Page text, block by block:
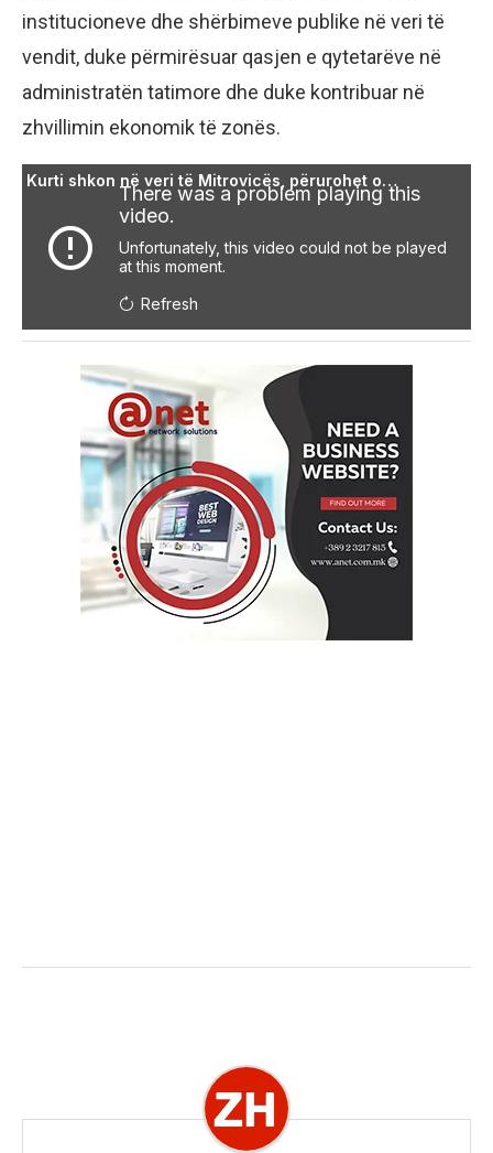
institucioneve dhe shërbimeve publike në veri të
vendit, duke përmirësuar qasjen e qytetarëve në
administratën tatimore dhe duke kontribuar në
zhvillimin ekonomik të zonës.